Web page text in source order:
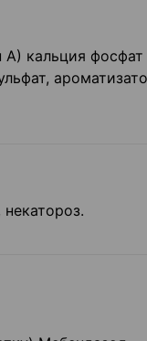
А) кальция фосфат